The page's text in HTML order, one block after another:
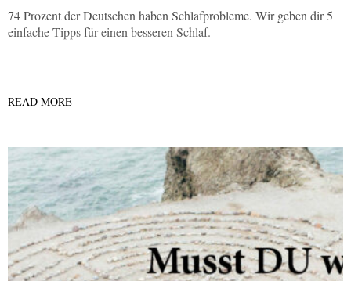
74 Prozent der Deutschen haben Schlafprobleme. Wir geben dir 5
einfache Tipps für einen besseren Schlaf.
READ MORE